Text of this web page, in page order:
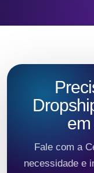
Fale com a
necessidade e